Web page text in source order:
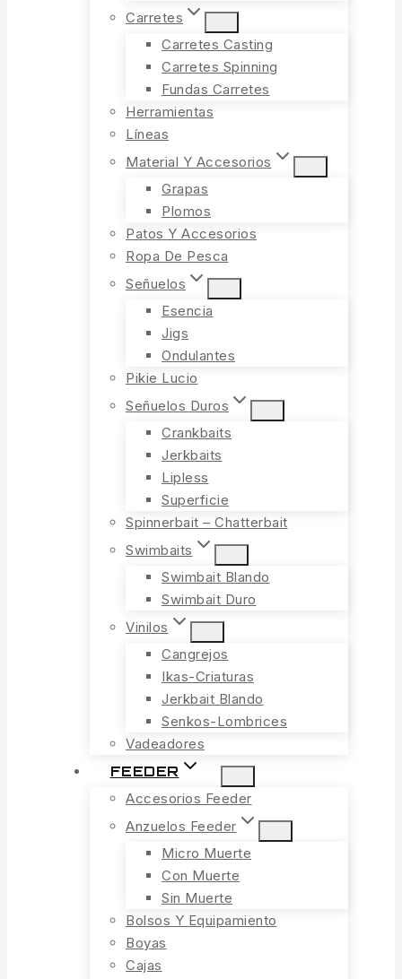
Carretes
Carretes Casting
Carretes Spinning
Fundas Carretes
Herramientas
Líneas
Material Y Accesorios
Grapas
Plomos
Patos Y Accesorios
Ropa De Pesca
Señuelos
Esencia
Jigs
Ondulantes
Pikie Lucio
Señuelos Duros
Crankbaits
Jerkbaits
Lipless
Superficie
Spinnerbait – Chatterbait
Swimbaits
Swimbait Blando
Swimbait Duro
Vinilos
Cangrejos
Ikas-Criaturas
Jerkbait Blando
Senkos-Lombrices
Vadeadores
FEEDER
Accesorios Feeder
Anzuelos Feeder
Micro Muerte
Con Muerte
Sin Muerte
Bolsos Y Equipamiento
Boyas
Cajas